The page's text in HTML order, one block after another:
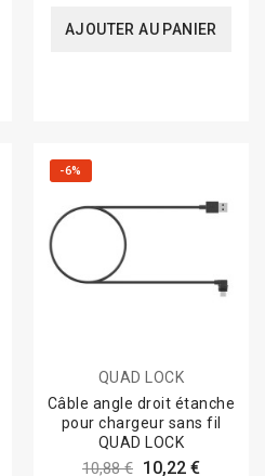
AJOUTER AU PANIER
-6%
QUAD LOCK
Câble angle droit étanche
pour chargeur sans fil
QUAD LOCK
10,88 € 10,22 €